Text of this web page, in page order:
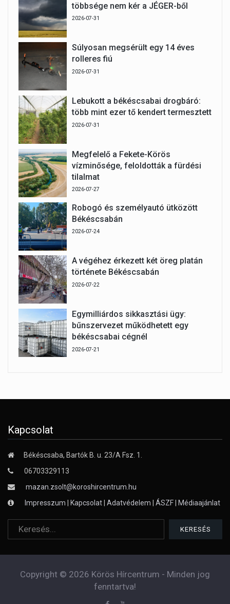
többsége nem kér a JÉGER-ből
2026-07-31
Súlyosan megsérült egy 14 éves
rolleres fiú
2026-07-31
Lebukott a békéscsabai drogbáró:
több mint ezer tő kendert termesztett
2026-07-31
Megfelelő a Fekete-Körös
vízminősége, feloldották a fürdési
tilalmat
2026-07-27
Robogó és személyautó ütközött
Békéscsabán
2026-07-24
A végéhez érkezett két öreg platán
története Békéscsabán
2026-07-22
Egymilliárdos sikkasztási ügy:
bűnszervezet működhetett egy
békéscsabai cégnél
2026-07-21
Kapcsolat
Békéscsaba, Bartók B. u. 23/A Fsz. 1.
06703329113
mazan.zsolt@koroshircentrum.hu
Impresszum
Kapcsolat Adatvédelem ÁSZF Médiaajánlat
Copyright © 2026 Körös Hírcentrum - Minden jog
fenntartva!